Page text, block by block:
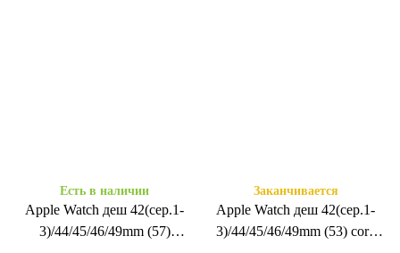
Есть в наличии
Apple Watch деш 42(сер.1-
3)/44/45/46/49mm (57)
Заканчивается
Apple Watch деш 42(сер.1-
3)/44/45/46/49mm (53) corn